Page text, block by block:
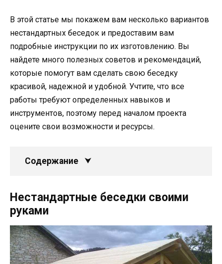
В этой статье мы покажем вам несколько вариантов
нестандартных беседок и предоставим вам
подробные инструкции по их изготовлению. Вы
найдете много полезных советов и рекомендаций,
которые помогут вам сделать свою беседку
красивой, надежной и удобной. Учтите, что все
работы требуют определенных навыков и
инструментов, поэтому перед началом проекта
оцените свои возможности и ресурсы.
Содержание
Нестандартные беседки своими
руками